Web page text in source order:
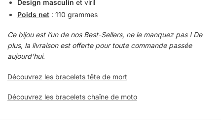
Design masculin et viril
Poids net : 110 grammes
Ce bijou est l’un de nos Best-Sellers, ne le manquez pas ! De
plus, la livraison est offerte pour toute commande passée
aujourd’hui.
Découvrez les bracelets tête de mort
Découvrez les bracelets chaîne de moto